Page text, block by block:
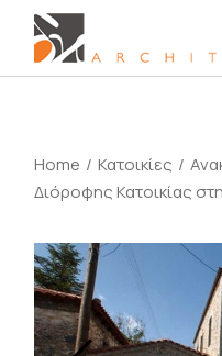
Home Κατοικίες
Διόροφης Κατοικίας